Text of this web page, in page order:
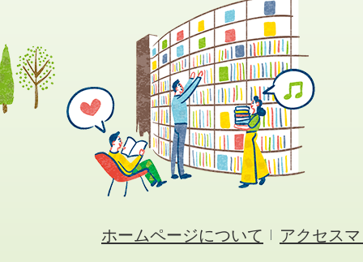
ホームページについて アクセス